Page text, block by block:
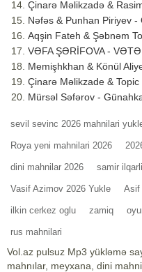
Çinarə Məlikzadə &
Nəfəs & Punhan Piriyev -
Aqşin Fateh & Şəbnəm
VƏFA ŞƏRİFOVA -
Memişhkhan & Könül
Çinarə Məlikzade &
Mürsəl Səfərov -
sevil sevinc 2026 mahnilari
Roya yeni mahnilari 2026
dini mahnilar 2026 samir
Vasif Azimov 2026 Yukle Asif
ilkin cerkez oglu zamiq
rus mahnilari
Vol.az pulsuz Mp3 yükləmə
mahnılar, meyxana, dini